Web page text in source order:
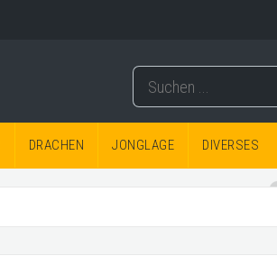
DRACHEN JONGLAGE DIVERSES